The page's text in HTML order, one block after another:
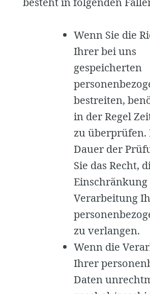
Wenn Sie die
Ihrer bei uns
gespeicherten
bestreiten,
in der Regel
zu überprüfen.
Dauer der
Sie das Recht,
Einschränkung
Verarbeitung
zu verlangen.
Wenn die
Ihrer
Daten